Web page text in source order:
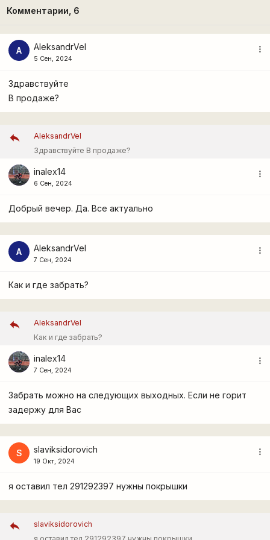
Комментарии, 6
A AleksandrVel
5 Сен, 2024
more_vert
Здравствуйте
В продаже?
AleksandrVel
Здравствуйте В продаже?
inalex14
6 Сен, 2024
more_vert
Добрый вечер. Да. Все актуально
A AleksandrVel
7 Сен, 2024
more_vert
Как и где забрать?
AleksandrVel
Как и где забрать?
inalex14
7 Сен, 2024
more_vert
Забрать можно на следующих выходных. Если не горит
задержу для Вас
S slaviksidorovich
19 Окт, 2024
more_vert
я оставил тел 291292397 нужны покрышки
slaviksidorovich